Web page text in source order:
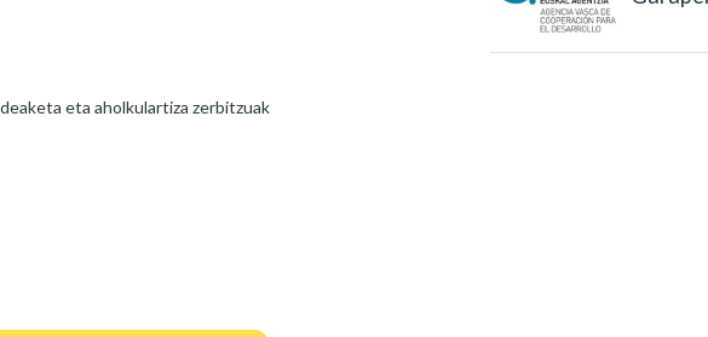
eta aholkulartiza zerbitzuak